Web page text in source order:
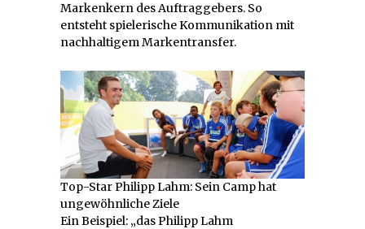
Markenkern des Auftraggebers. So
entsteht spielerische Kommunikation mit
nachhaltigem Markentransfer.
Top-Star Philipp Lahm: Sein Camp hat
ungewöhnliche Ziele
Ein Beispiel: „das Philipp Lahm